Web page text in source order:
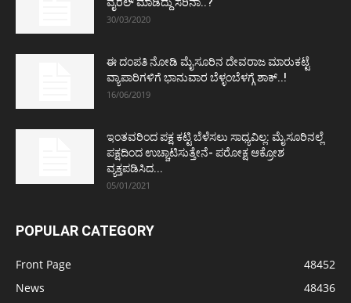
ವೈರಲ್ ಮಾಡಿದ್ದು ಸರಿನಾ..?
30/03/2020
ಈ ದಂಪತಿ ನೋಡಿ ಮೈಸೂರಿನ ದೇವರಾಜ ಮಾರುಕಟ್ಟೆ
ವ್ಯಾಪಾರಿಗಳಿಗೆ ಭಾನುವಾರ ಬೆಳ್ಳಂಬೆಳಗ್ಗೆ ಶಾಕ್..!
16/06/2019
ಇಂತವರಿಂದ ಪಕ್ಷ ಕಟ್ಟಿ ಬೆಳೆಸಲು ಸಾಧ್ಯವಿಲ್ಲ: ಮೈಸೂರಿನಲ್ಲೆ
ಪಕ್ಷದಿಂದ ಉಚ್ಚಾಟಿಸುತ್ತೇನೆ- ಪರೋಕ್ಷ ಆಕ್ರೋಶ
ವ್ಯಕ್ತಪಡಿಸಿದ...
05/01/2021
POPULAR CATEGORY
Front Page
48452
News
48436